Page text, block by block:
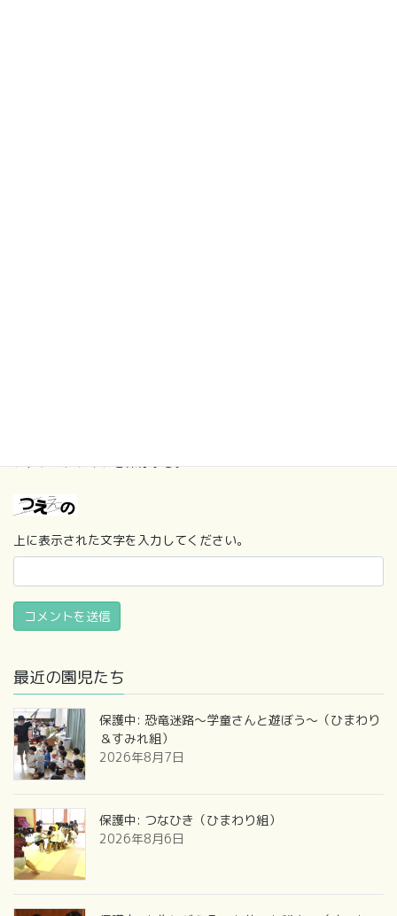
アドレス、サイトを保存する。
上に表示された文字を入力してください。
最近の園児たち
保護中: 恐竜迷路～学童さんと遊ぼう～（ひまわり
＆すみれ組）
2026年8月7日
保護中: つなひき（ひまわり組）
2026年8月6日